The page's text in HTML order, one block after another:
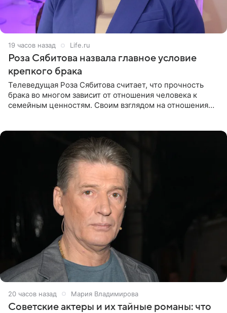
19 часов назад Life.ru
Роза Сябитова назвала главное условие
крепкого брака
Телеведущая Роза Сябитова считает, что прочность
брака во многом зависит от отношения человека к
семейным ценностям. Своим взглядом на отношения
20 часов назад Мария Владимирова
Советские актеры и их тайные романы: что